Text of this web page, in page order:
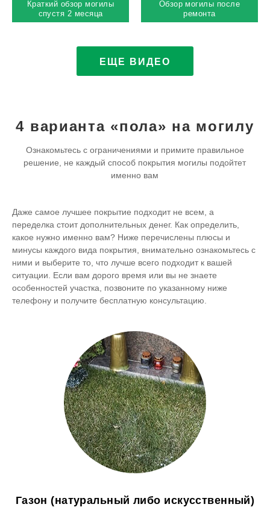
Краткий обзор могилы
спустя 2 месяца
Обзор могилы после
ремонта
ЕЩЕ ВИДЕО
4 варианта «пола» на могилу
Ознакомьтесь с ограничениями и примите правильное
решение, не каждый способ покрытия могилы подойтет
именно вам
Даже самое лучшее покрытие подходит не всем, а
переделка стоит дополнительных денег. Как определить,
какое нужно именно вам? Ниже перечислены плюсы и
минусы каждого вида покрытия, внимательно ознакомьтесь с
ними и выберите то, что лучше всего подходит к вашей
ситуации. Если вам дорого время или вы не знаете
особенностей участка, позвоните по указанному ниже
телефону и получите бесплатную консультацию.
Газон (натуральный либо искусственный)